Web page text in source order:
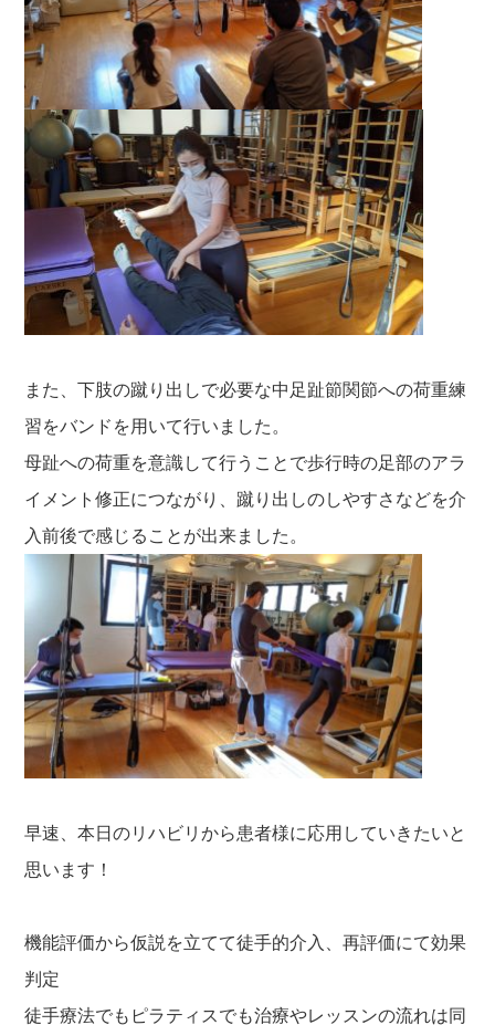
また、下肢の蹴り出しで必要な中足趾節関節への荷重練
習をバンドを用いて行いました。
母趾への荷重を意識して行うことで歩行時の足部のアラ
イメント修正につながり、蹴り出しのしやすさなどを介
入前後で感じることが出来ました。
早速、本日のリハビリから患者様に応用していきたいと
思います！
機能評価から仮説を立てて徒手的介入、再評価にて効果
判定
徒手療法でもピラティスでも治療やレッスンの流れは同